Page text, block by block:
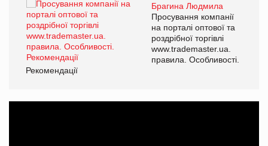
Брагина Людмила
Просування компанії
на порталі оптової та
роздрібної торгівлі
www.trademaster.ua.
правила. Особливості.
Рекомендації